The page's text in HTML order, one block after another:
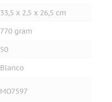
33,5 x 2,5 x 26,5 cm
770 gram
50
Blanco
MO7597